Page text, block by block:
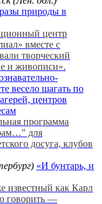
природы в
центр
вместе с
творческий
и живописи».
весело шагать по
центров
программа
для
досуга, клубов
«И бунтарь, и
известный как Карл
говорить —